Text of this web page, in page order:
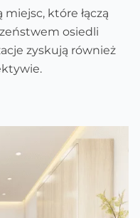
które łączą
osiedli
zyskują również